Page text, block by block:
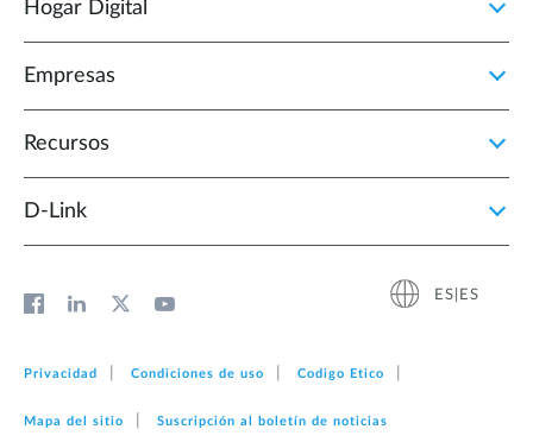
Hogar Digital
Empresas
Recursos
D‑Link
ES|ES
Privacidad Condiciones de uso Codigo Etico
Mapa del sitio Suscripción al boletín de noticias